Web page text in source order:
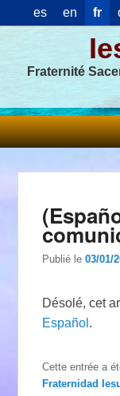
es en fr
Fraternité
Publié le03/01/
Désolé, cet
Español .
Cette entrée a
Fraternidad